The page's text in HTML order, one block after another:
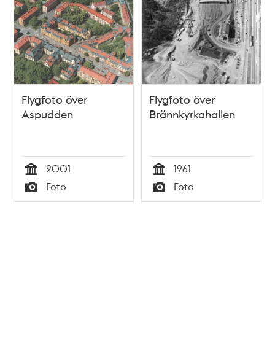
Flygfoto över
Aspudden
Tid
2001
Typ
Foto
Flygfoto över
Brännkyrkahallen
Tid
1961
Typ
Foto